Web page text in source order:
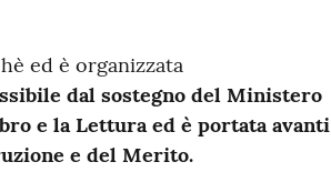
ed è organizzata
dal sostegno del Ministero
e la Lettura ed è portata avanti
e del Merito.